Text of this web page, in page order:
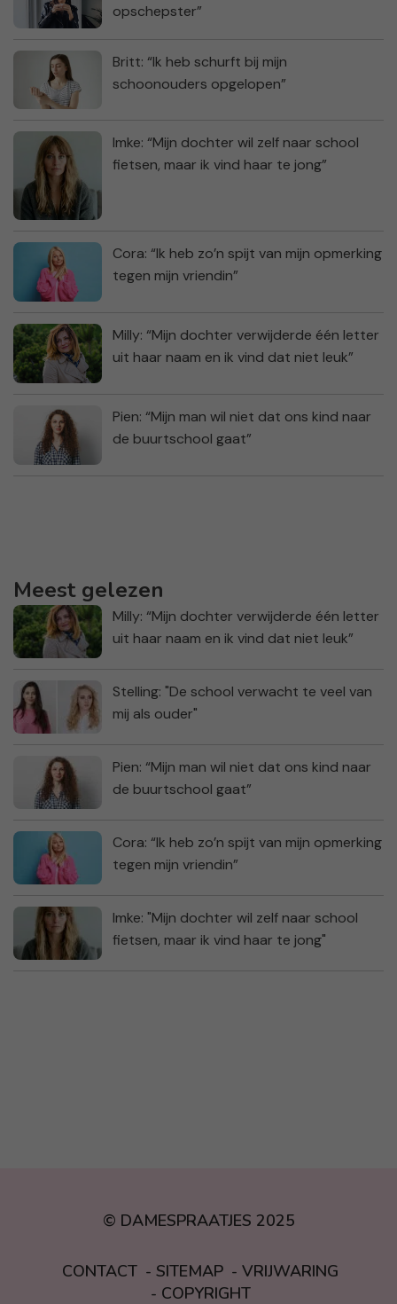
opschepster”
Britt: “Ik heb schurft bij mijn
schoonouders opgelopen”
Imke: “Mijn dochter wil zelf naar school
fietsen, maar ik vind haar te jong”
Cora: “Ik heb zo’n spijt van mijn opmerking
tegen mijn vriendin”
Milly: “Mijn dochter verwijderde één letter
uit haar naam en ik vind dat niet leuk”
Pien: “Mijn man wil niet dat ons kind naar
de buurtschool gaat”
Meest gelezen
Milly: “Mijn dochter verwijderde één letter
uit haar naam en ik vind dat niet leuk”
Stelling: "De school verwacht te veel van
mij als ouder"
Pien: “Mijn man wil niet dat ons kind naar
de buurtschool gaat”
Cora: “Ik heb zo’n spijt van mijn opmerking
tegen mijn vriendin”
Imke: "Mijn dochter wil zelf naar school
fietsen, maar ik vind haar te jong"
© DAMESPRAATJES 2025
CONTACT SITEMAP
VRIJWARING
COPYRIGHT